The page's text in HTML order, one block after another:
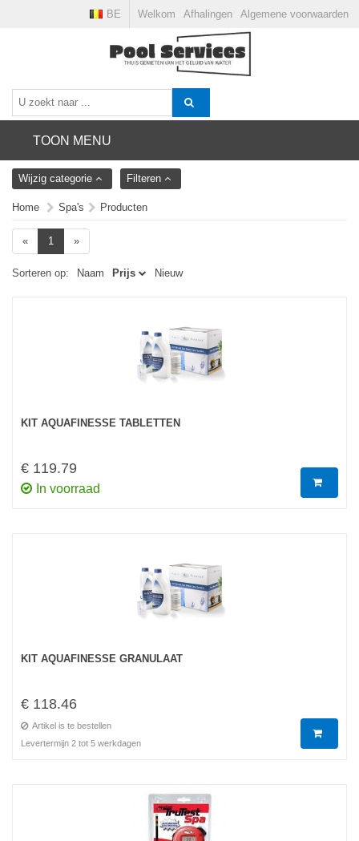
Welkom Afhalingen Algemene voorwaarden
BE
TOON MENU
Wijzig categorie Filteren
Home Spa's Producten
« 1 »
Sorteren op: Naam Prijs Nieuw
KIT AQUAFINESSE TABLETTEN
€ 119.79
In voorraad
KIT AQUAFINESSE GRANULAAT
€ 118.46
Artikel is te bestellen
Levertermijn 2 tot 5 werkdagen